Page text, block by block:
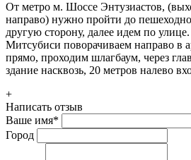
От метро м. Шоссе Энтузиастов,
направо) нужно пройти до
другую сторону, далее идем по
Митсубиси поворачиваем направо в
прямо, проходим шлагбаум, через
здание насквозь, 20 метров налево
+
Написать отзыв
Ваше имя*
Город